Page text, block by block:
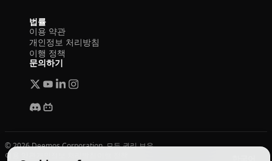
법률
이용 약관
개인정보 처리방침
이행 정책
문의하기
© 2026 Deemos Corporation. 모든 권리 보유
이용 약관